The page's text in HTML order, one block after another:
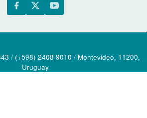
/ (+598) 2408 9010 / Montevideo, 11200,
Uruguay